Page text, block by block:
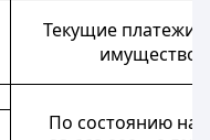
Текущие платежи
имущество,
По состоянию на